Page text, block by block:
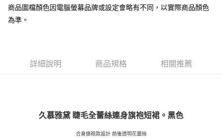
每筆NT$80，滿NT$599(含以上)免運費
商品圖檔顏色因電腦螢幕品牌或設定會略有不同，以實際商品顏色
為準。
詳細說明 商品規格 相關推薦
久慕雅黛 睫毛全蕾絲連身旗袍短裙。黑色
合身旗袍款設計 前後透明花蕾絲